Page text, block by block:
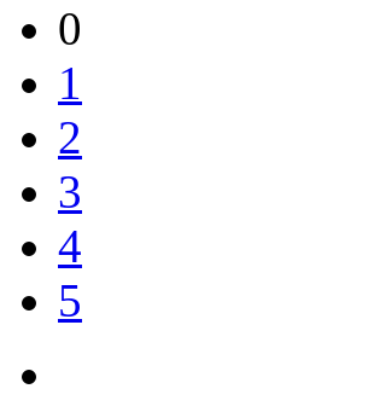
0
1
2
3
4
5